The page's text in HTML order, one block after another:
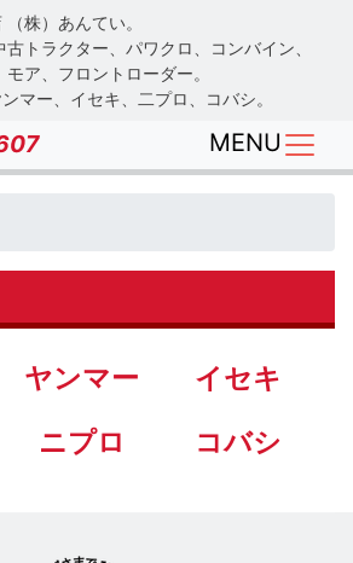
Skip
to
main
content
株）あんてい。
トラクター、パワクロ、コンバイン、
ア、フロントローダー。
マー、イセキ、二プロ、コバシ。
MENU
ヤンマー
イセキ
ニプロ コバシ